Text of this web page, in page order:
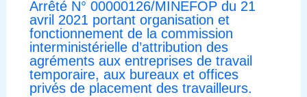
Arrêté N° 00000126/MINEFOP du 21
avril 2021 portant organisation et
fonctionnement de la commission
interministérielle d’attribution des
agréments aux entreprises de travail
temporaire, aux bureaux et offices
privés de placement des travailleurs.